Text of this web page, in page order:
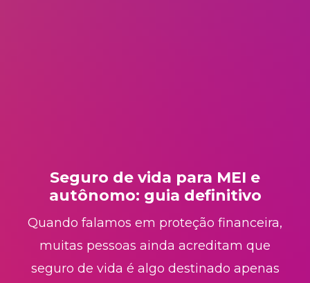
Seguro de vida para MEI e
autônomo: guia definitivo
Quando falamos em proteção financeira,
muitas pessoas ainda acreditam que
seguro de vida é algo destinado apenas